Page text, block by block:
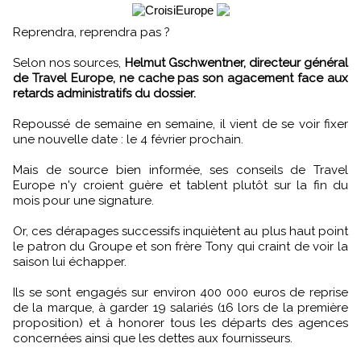
Reprendra, reprendra pas ?
Selon nos sources, Helmut Gschwentner, directeur général
de Travel Europe, ne cache pas son agacement face aux
retards administratifs du dossier.
Repoussé de semaine en semaine, il vient de se voir fixer
une nouvelle date : le 4 février prochain.
Mais de source bien informée, ses conseils de Travel
Europe n'y croient guère et tablent plutôt sur la fin du
mois pour une signature.
Or, ces dérapages successifs inquiètent au plus haut point
le patron du Groupe et son frère Tony qui craint de voir la
saison lui échapper.
Ils se sont engagés sur environ 400 000 euros de reprise
de la marque, à garder 19 salariés (16 lors de la première
proposition) et à honorer tous les départs des agences
concernées ainsi que les dettes aux fournisseurs.